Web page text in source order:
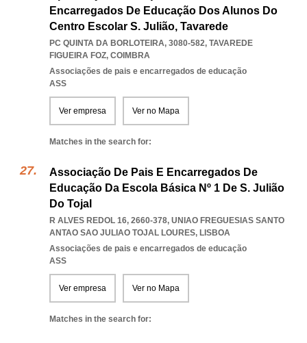
Encarregados De Educação Dos Alunos Do
Centro Escolar S. Julião, Tavarede
PC QUINTA DA BORLOTEIRA, 3080-582, TAVAREDE
FIGUEIRA FOZ, COIMBRA
Associações de pais e encarregados de educação
ASS
Ver empresa Ver no Mapa
Matches in the search for:
Associação De Pais E Encarregados De
Educação Da Escola Básica Nº 1 De S. Julião
Do Tojal
R ALVES REDOL 16, 2660-378, UNIAO FREGUESIAS SANTO
ANTAO SAO JULIAO TOJAL LOURES, LISBOA
Associações de pais e encarregados de educação
ASS
Ver empresa Ver no Mapa
Matches in the search for: